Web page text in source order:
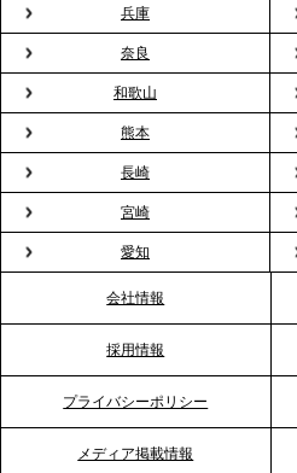
2026.2.13
プレスリリースのご案内｜オ
バー」に！福利厚生・社内交
バーテンダー》サービスを開始
2026.1.26
プレスリリースのご案内｜も
まない。職場のバレンタイン
厚生”化。採用にも効く新ス
RKB毎日放送「RKB NEWS
巻きケータリング」が紹介さ
2026.1.20
兵庫
奈良
和歌山
熊本
長崎
宮崎
愛知
会社情報
採用情報
プライバシーポリシー
メディア掲載情報